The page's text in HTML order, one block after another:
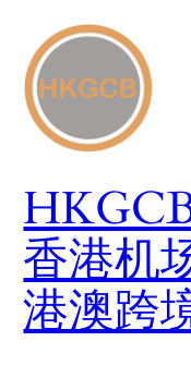
内
容
香港机
港澳跨